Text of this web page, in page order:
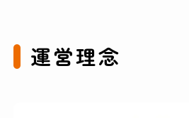
運営理念